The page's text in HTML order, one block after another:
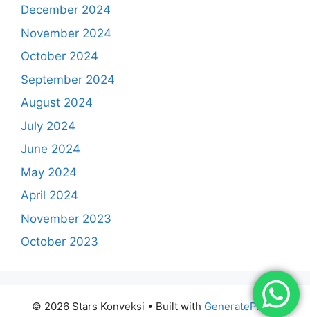
December 2024
November 2024
October 2024
September 2024
August 2024
July 2024
June 2024
May 2024
April 2024
November 2023
October 2023
© 2026 Stars Konveksi • Built with GeneratePress